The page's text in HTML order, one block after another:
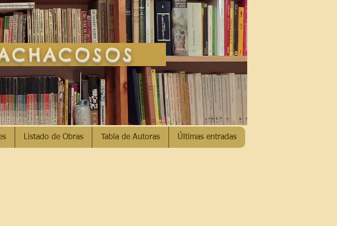
Listado de Obras Tabla de Autoras Últimas entradas